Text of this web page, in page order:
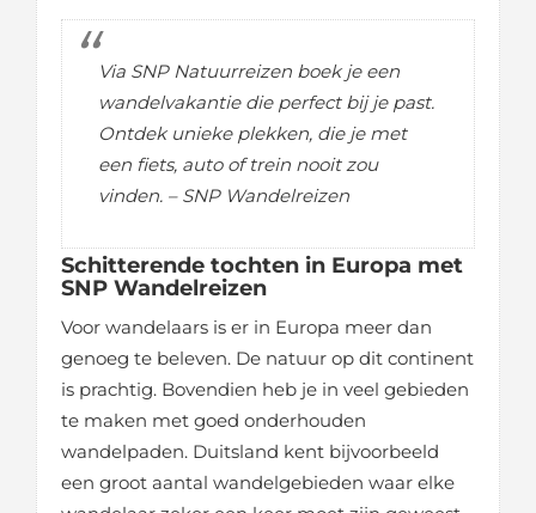
Via SNP Natuurreizen boek je een
wandelvakantie die perfect bij je past.
Ontdek unieke plekken, die je met
een fiets, auto of trein nooit zou
vinden. – SNP Wandelreizen
Schitterende tochten in Europa met
SNP Wandelreizen
Voor wandelaars is er in Europa meer dan
genoeg te beleven. De natuur op dit continent
is prachtig. Bovendien heb je in veel gebieden
te maken met goed onderhouden
wandelpaden. Duitsland kent bijvoorbeeld
een groot aantal wandelgebieden waar elke